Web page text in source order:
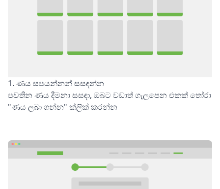
1. ණය සපයන්නන් සසඳන්න
පවතින ණය දීමනා සසඳා, ඔබට වඩාත් ගැලපෙන එකක් තෝරා
"ණය ලබා ගන්න" ක්ලික් කරන්න